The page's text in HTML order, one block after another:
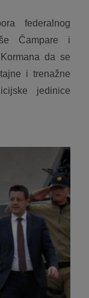
federalnog
Čampare i
da se
i trenažne
jedinice